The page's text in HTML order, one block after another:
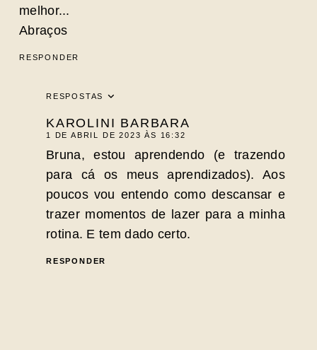
melhor...
Abraços
RESPONDER
RESPOSTAS
KAROLINI BARBARA
1 DE ABRIL DE 2023 ÀS 16:32
Bruna, estou aprendendo (e trazendo
para cá os meus aprendizados). Aos
poucos vou entendo como descansar e
trazer momentos de lazer para a minha
rotina. E tem dado certo.
RESPONDER